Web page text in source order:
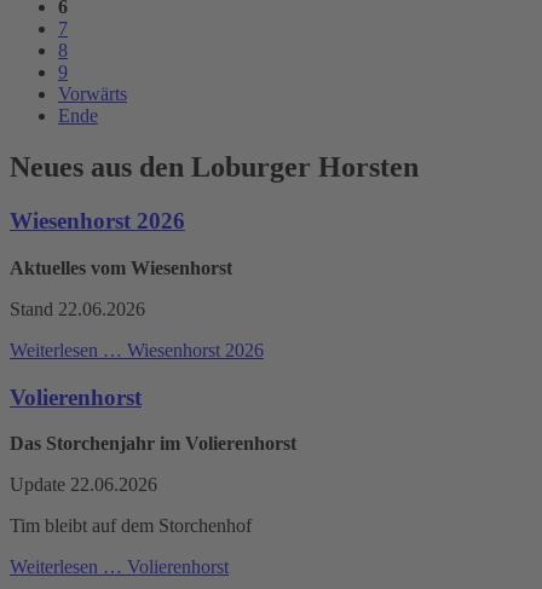
6
7
8
9
Vorwärts
Ende
Neues aus den Loburger Horsten
Wiesenhorst 2026
Aktuelles vom Wiesenhorst
Stand 22.06.2026
Weiterlesen … Wiesenhorst 2026
Volierenhorst
Das Storchenjahr im Volierenhorst
Update 22.06.2026
Tim bleibt auf dem Storchenhof
Weiterlesen … Volierenhorst